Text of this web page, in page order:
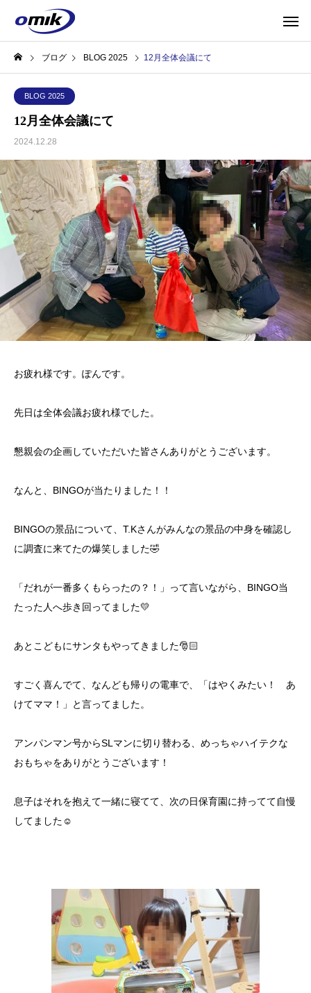
ブログ BLOG 2025 12月全体会議にて
BLOG 2025
12月全体会議にて
2024.12.28
お疲れ様です。ぽんです。
先日は全体会議お疲れ様でした。
懇親会の企画していただいた皆さんありがとうございます。
なんと、BINGOが当たりました！！
BINGOの景品について、T.Kさんがみんなの景品の中身を確認し
に調査に来てたの爆笑しました🤣
「だれが一番多くもらったの？！」って言いながら、BINGO当
たった人へ歩き回ってました💛
あとこどもにサンタもやってきました🎅🏻
すごく喜んでて、なんども帰りの電車で、「はやくみたい！ あ
けてママ！」と言ってました。
アンパンマン号からSLマンに切り替わる、めっちゃハイテクな
おもちゃをありがとうございます！
息子はそれを抱えて一緒に寝てて、次の日保育園に持ってて自慢
してました☺